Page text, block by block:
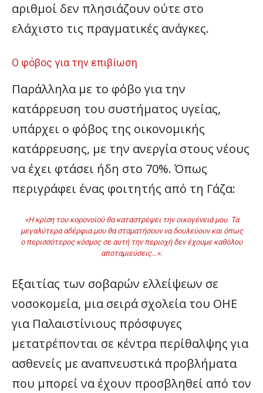
αριθμοί δεν πλησιάζουν ούτε στο
ελάχιστο τις πραγματικές ανάγκες.
Ο φόβος για την επιβίωση
Παράλληλα με το φόβο για την
κατάρρευση του συστήματος υγείας,
υπάρχει ο φόβος της οικονομικής
κατάρρευσης, με την ανεργία στους νέους
να έχει φτάσει ήδη στο 70%. Όπως
περιγράφει ένας φοιτητής από τη Γάζα:
«Η κρίση του κορονοϊού θα καταστρέψει την οικογένειά μου. Τα
μεγαλύτερα αδέρφια μου θα σταματήσουν να δουλεύουν και όπως
ο περισσότερος κόσμος σε αυτή την περιοχή δεν έχουμε καθόλου
αποταμιεύσεις…».
Εξαιτίας των σοβαρών ελλείψεων σε
νοσοκομεία, μια σειρά σχολεία του ΟΗΕ
για Παλαιστίνιους πρόσφυγες
μετατρέπονται σε κέντρα περίθαλψης για
ασθενείς με αναπνευστικά προβλήματα
που μπορεί να έχουν προσβληθεί από τον